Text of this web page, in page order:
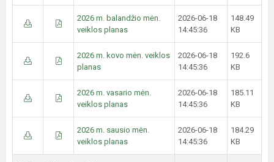
2026 m. balandžio mėn.
veiklos planas
2026-06-18
14:45:36
148.49
KB
2026 m. kovo mėn. veiklos
planas
2026-06-18
14:45:36
192.6
KB
2026 m. vasario mėn.
veiklos planas
2026-06-18
14:45:36
185.11
KB
2026 m. sausio mėn.
veiklos planas
2026-06-18
14:45:36
184.29
KB